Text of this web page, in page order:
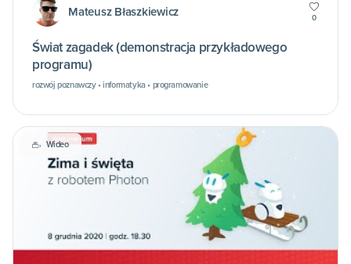
Mateusz Błaszkiewicz 0
Świat zagadek (demonstracja przykładowego
programu)
rozwój poznawczy • informatyka • programowanie
Wideo